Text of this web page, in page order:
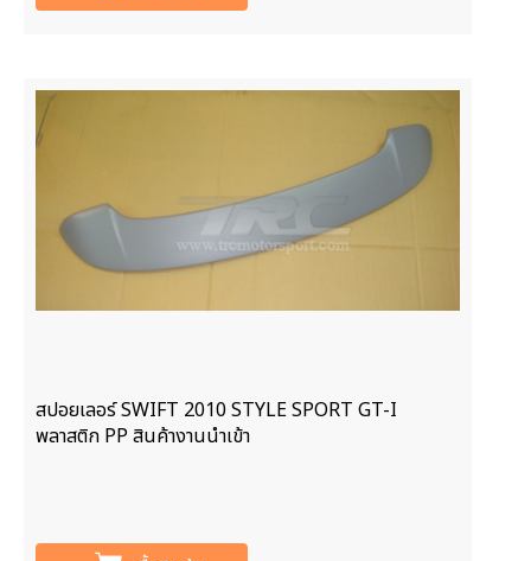
สปอยเลอร์ SWIFT 2010 STYLE SPORT GT-I
พลาสติก PP สินค้างานนำเข้า